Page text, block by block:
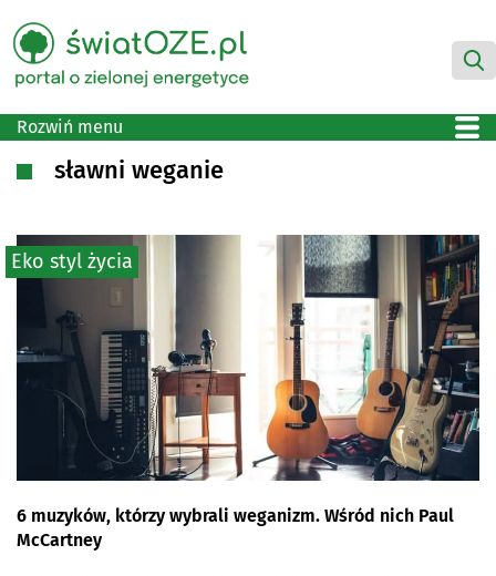
Rozwiń menu
sławni weganie
6 muzyków, którzy wybrali weganizm. Wśród nich Paul
McCartney
Eko styl życia